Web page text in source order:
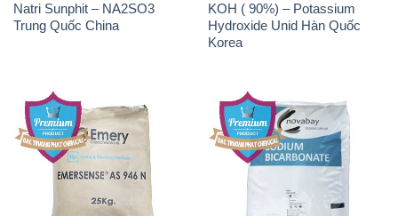
Natri Sunphit – NA2SO3
Trung Quốc China
KOH ( 90%) – Potassium
Hydroxide Unid Hàn Quốc
Korea